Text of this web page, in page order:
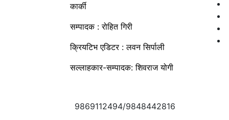
कार्की
सम्पादक : रोहित गिरी
क्रियटिभ एडिटर : लवन सिर्पाली
सल्लाहकार-सम्पादक: शिवराज योगी
9869112494/9848442816